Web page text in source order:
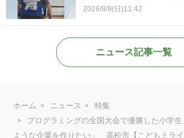
2026/8/9(日)11:42
ニュース記事一覧
ホーム ニュース
特集
プログラミングの全国大会で優勝した小学
ような企業を作りたい」 高松市【こどもミライ